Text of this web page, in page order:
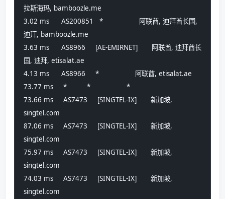
拉斯海玛, bamboozle.me
3.02 ms      AS200851   *                  阿联酋, 迪拜酋长国,
迪拜, bamboozle.me
3.63 ms      AS8966     [AE-EMIRNET]       阿联酋, 迪拜酋长
国, 迪拜, etisalat.ae
4.13 ms      AS8966     *                  阿联酋, etisalat.ae
73.77 ms     *          *                  *
73.66 ms     AS7473     [SINGTEL-IX]       新加坡,
singtel.com
87.06 ms     AS7473     [SINGTEL-IX]       新加坡,
singtel.com
75.97 ms     AS7473     [SINGTEL-IX]       新加坡,
singtel.com
74.03 ms     AS7473     [SINGTEL-IX]       新加坡,
singtel.com